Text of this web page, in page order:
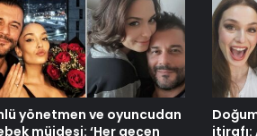
yönetmen ve oyuncudan
müjdesi: ‘Her geçen
itirafı: